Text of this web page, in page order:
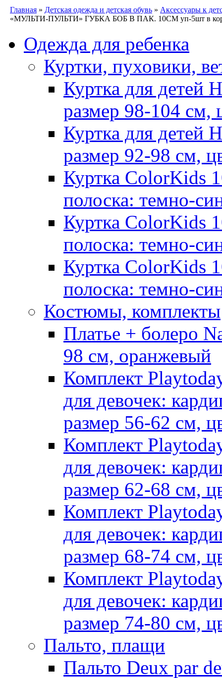
Главная » Детская одежда и детская обувь » Аксессуары к
«МУЛЬТИ-ПУЛЬТИ» ГУБКА БОБ В ПАК. 10СМ уп-5шт в
Одежда для ребенка
Куртки, пуховики,
Куртка для детей
размер 98-104 см,
Куртка для детей
размер 92-98 см,
Куртка ColorKids
полоска: темно-
Куртка ColorKids
полоска: темно-
Куртка ColorKids
полоска: темно-
Костюмы, комплекты
Платье + болеро
98 см, оранжевый
Комплект
для девочек:
размер 56-62 см,
Комплект
для девочек:
размер 62-68 см,
Комплект
для девочек:
размер 68-74 см,
Комплект
для девочек:
размер 74-80 см,
Пальто, плащи
Пальто Deux par